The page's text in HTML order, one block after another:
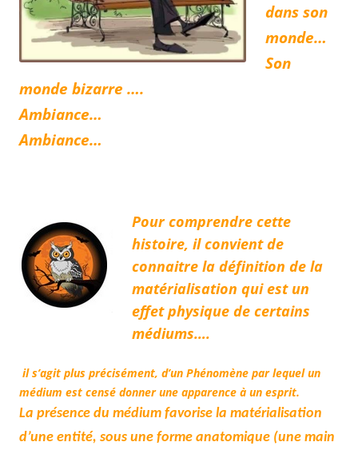
dans son
monde…
Son
monde bizarre ….
Ambiance…
Ambiance…
Pour comprendre cette
histoire, il convient de
connaitre la définition de la
matérialisation qui est un
effet physique de certains
médiums….
il s’agit plus précisément, d’un Phénomène par lequel un
médium est censé donner une apparence à un esprit.
La présence du médium favorise la matérialisation
d’une entité, sous une forme anatomique (une main